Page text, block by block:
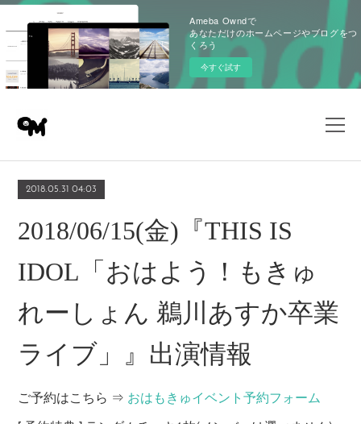
Ameba Owndで
あなただけのホームページやブログをつ
くろう
今すぐ試す
2018.05.31 04:03
2018/06/15(金)『THIS IS
IDOL「おはよう！もきゅ
れーしょん 鵜川あすか卒業
ライブ」』出演情報
ご予約はこちら ⇒ おはもきゅイベント予約フォーム